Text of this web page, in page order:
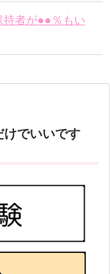
持者が●●％もい
けでいいです